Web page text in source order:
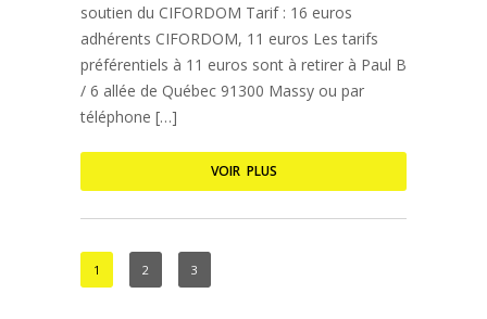
soutien du CIFORDOM Tarif : 16 euros
adhérents CIFORDOM, 11 euros Les tarifs
préférentiels à 11 euros sont à retirer à Paul B
/ 6 allée de Québec 91300 Massy ou par
téléphone […]
VOIR PLUS
1 2 3